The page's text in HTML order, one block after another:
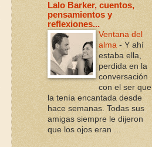
Lalo Barker, cuentos,
pensamientos y
reflexiones...
Ventana del
alma - Y ahí
estaba ella,
perdida en la
conversación
con el ser que
la tenía encantada desde
hace semanas. Todas sus
amigas siempre le dijeron
que los ojos eran ...